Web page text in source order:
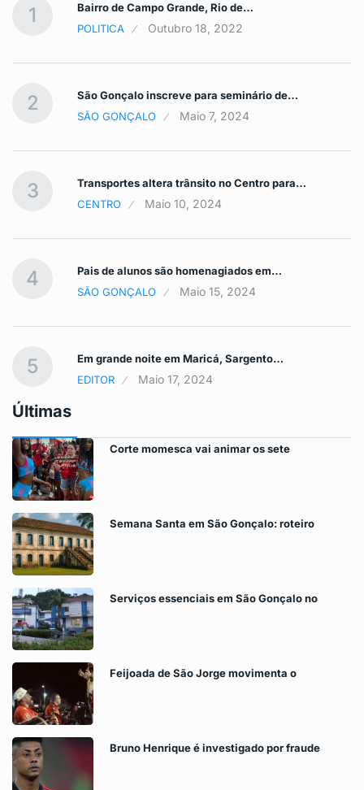
1
Bairro de Campo Grande, Rio de…
POLITICA
Outubro 18, 2022
2
São Gonçalo inscreve para seminário de…
SÃO GONÇALO
Maio 7, 2024
3
Transportes altera trânsito no Centro para…
CENTRO
Maio 10, 2024
4
Pais de alunos são homenagiados em…
SÃO GONÇALO
Maio 15, 2024
5
Em grande noite em Maricá, Sargento…
EDITOR
Maio 17, 2024
Últimas
Corte momesca vai animar os sete
Semana Santa em São Gonçalo: roteiro
Serviços essenciais em São Gonçalo no
Feijoada de São Jorge movimenta o
Bruno Henrique é investigado por fraude